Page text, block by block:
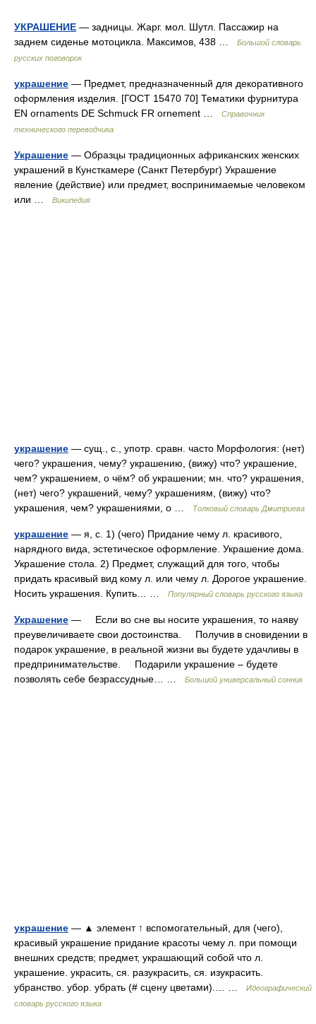
УКРАШЕНИЕ — задницы. Жарг. мол. Шутл. Пассажир на
заднем сиденье мотоцикла. Максимов, 438 …
Большой словарь
русских поговорок
украшение — Предмет, предназначенный для декоративного
оформления изделия. [ГОСТ 15470 70] Тематики фурнитура
EN ornaments DE Schmuck FR ornement …
Справочник
технического переводчика
Украшение — Образцы традиционных африканских женских
украшений в Кунсткамере (Санкт Петербург) Украшение
явление (действие) или предмет, воспринимаемые человеком
или …
Википедия
украшение — сущ., с., употр. сравн. часто Морфология: (нет)
чего? украшения, чему? украшению, (вижу) что? украшение,
чем? украшением, о чём? об украшении; мн. что? украшения,
(нет) чего? украшений, чему? украшениям, (вижу) что?
украшения, чем? украшениями, о …
Толковый словарь Дмитриева
украшение — я, с. 1) (чего) Придание чему л. красивого,
нарядного вида, эстетическое оформление. Украшение дома.
Украшение стола. 2) Предмет, служащий для того, чтобы
придать красивый вид кому л. или чему л. Дорогое украшение.
Носить украшения. Купить… …
Популярный словарь русского языка
Украшение — Если во сне вы носите украшения, то наяву
преувеличиваете свои достоинства. Получив в сновидении в
подарок украшение, в реальной жизни вы будете удачливы в
предпринимательстве. Подарили украшение – будете
позволять себе безрассудные… …
Большой универсальный сонник
украшение — ▲ элемент ↑ вспомогательный, для (чего),
красивый украшение придание красоты чему л. при помощи
внешних средств; предмет, украшающий собой что л.
украшение. украсить, ся. разукрасить, ся. изукрасить.
убранство. убор. убрать (# сцену цветами).… …
Идеографический
словарь русского языка